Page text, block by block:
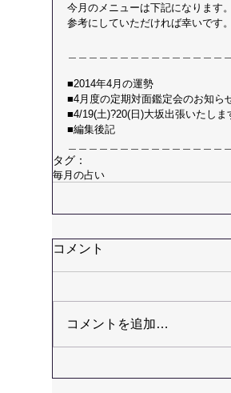
今月のメニューは下記になります。
参考にしていただければ幸いです。
■2014年4月の運勢
■4月度の定期対面鑑定会のお知ら
■4/19(土)?20(日)大坂出張いたしま
■編集後記
タグ：
毎月の占い
コメント
コメントを追加…